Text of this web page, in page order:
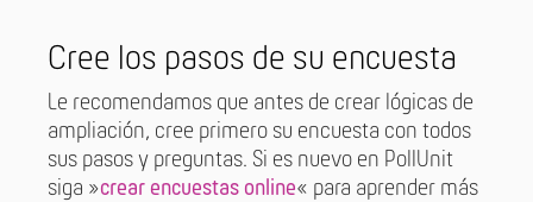
Cree los pasos de su encuesta
Le recomendamos que antes de crear lógicas de
ampliación, cree primero su encuesta con todos
sus pasos y preguntas. Si es nuevo en PollUnit
siga »crear encuestas online« para aprender más